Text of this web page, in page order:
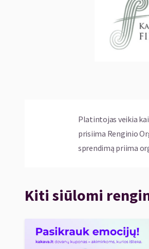
teatro
Žvirblytės klasėje
Briuselio
plėtė akiratį,
rengiasi
Fleitininkė V.
laimėjo I vietą
2017 m. I vietą
(2016), „Duo
„Lakštingala“.
Vilniaus miestų
Platintojas veikia
prisiima Renginio
sprendimą priima
Kiti siūlomi